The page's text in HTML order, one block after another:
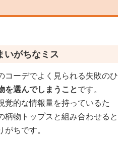
いがちなミス
コーデでよく見られる失敗のひ
を選んでしまうことです。
覚的な情報量を持っているた
柄物トップスと組み合わせると
ちです。